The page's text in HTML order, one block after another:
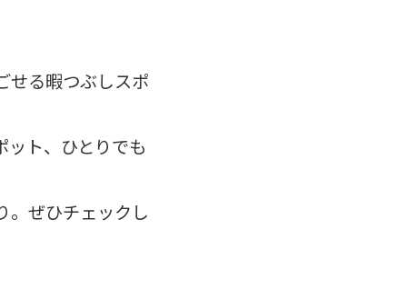
せる暇つぶしスポ
ト、ひとりでも
。ぜひチェックし